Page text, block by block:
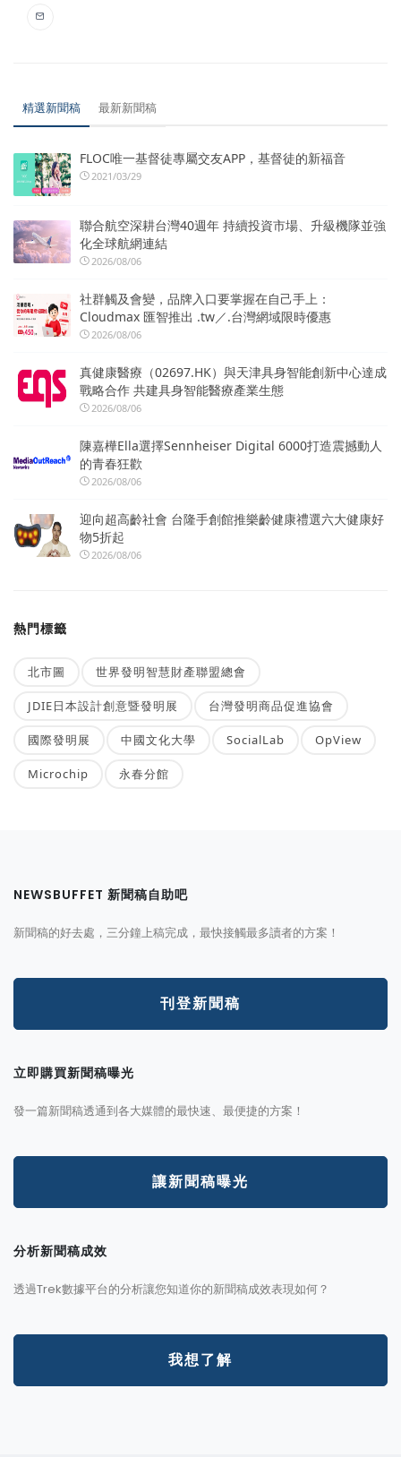
精選新聞稿 最新新聞稿
FLOC唯一基督徒專屬交友APP，基督徒的新福音
2021/03/29
聯合航空深耕台灣40週年 持續投資市場、升級機隊並強
化全球航網連結
2026/08/06
社群觸及會變，品牌入口要掌握在自己手上：
Cloudmax 匯智推出 .tw／.台灣網域限時優惠
2026/08/06
真健康醫療（02697.HK）與天津具身智能創新中心達成
戰略合作 共建具身智能醫療產業生態
2026/08/06
陳嘉樺Ella選擇Sennheiser Digital 6000打造震撼動人
的青春狂歡
2026/08/06
迎向超高齡社會 台隆手創館推樂齡健康禮選六大健康好
物5折起
2026/08/06
熱門標籤
北市圖 世界發明智慧財產聯盟總會
JDIE日本設計創意暨發明展 台灣發明商品促進協會
國際發明展 中國文化大學 SocialLab OpView
Microchip 永春分館
NEWSBUFFET 新聞稿自助吧
新聞稿的好去處，三分鐘上稿完成，最快接觸最多讀者的方案！
刊登新聞稿
立即購買新聞稿曝光
發一篇新聞稿透通到各大媒體的最快速、最便捷的方案！
讓新聞稿曝光
分析新聞稿成效
透過Trek數據平台的分析讓您知道你的新聞稿成效表現如何？
我想了解